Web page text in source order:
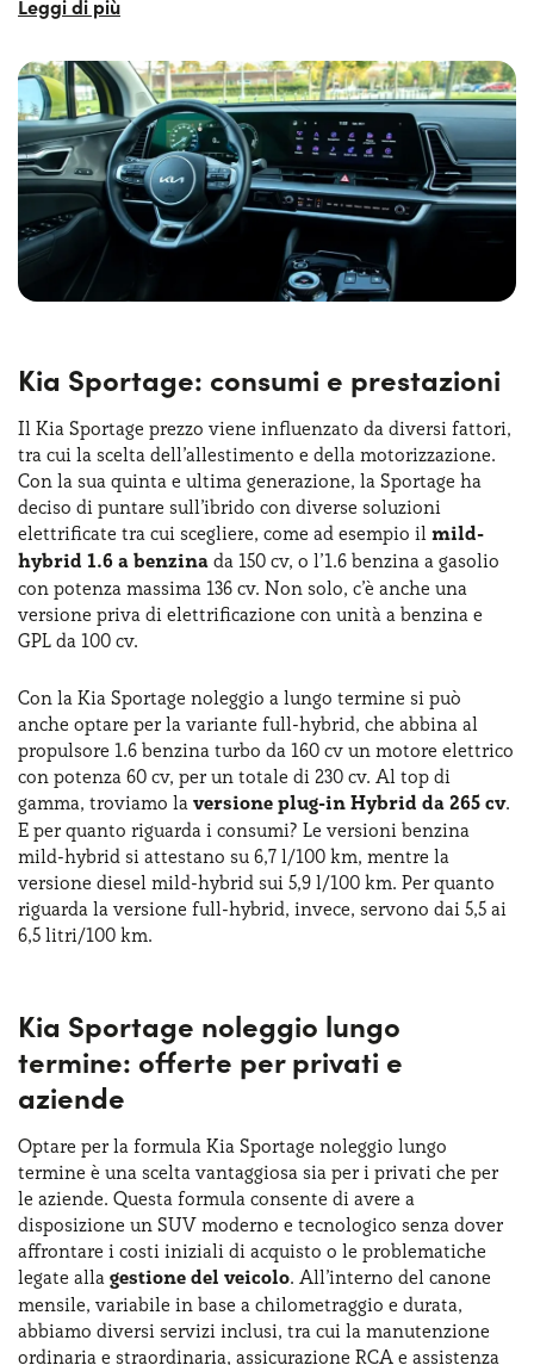
Degno di nota anche il cruscotto digitale con doppio
garantisce un’esperienza di guida intuitiva. I Kia Sportage
interni comprendonodiversi accessori a bordo, tra cui
il sistema di navigazione connesso, integrazione con
Apple CarPlay e Android Auto, ricarica wireless per
smartphone e sistema audio di qualità Harman Kardon.
Nel complesso, rispetto alle generazioni precedenti, i Kia
Sportage interni permettono di respirare nell’abitacolo
un’aria più tecnologica e di maggior qualità.
Kia Sportage: consumi e prestazioni
Il Kia Sportage prezzo viene influenzato da diversi fattori,
tra cui la scelta dell’allestimento e della motorizzazione.
Con la sua quinta e ultima generazione, la Sportage ha
deciso di puntare sull’ibrido con diverse soluzioni
elettrificate tra cui scegliere, come ad esempio il mild-
hybrid 1.6 a benzina da 150 cv, o l’1.6 benzina a gasolio
con potenza massima 136 cv. Non solo, c’è anche una
versione priva di elettrificazione con unità a benzina e
GPL da 100 cv.
Con la Kia Sportage noleggio a lungo termine si può
anche optare per la variante full-hybrid, che abbina al
propulsore 1.6 benzina turbo da 160 cv un motore elettrico
con potenza 60 cv, per un totale di 230 cv. Al top di
gamma, troviamo la versione plug-in Hybrid da 265 cv.
E per quanto riguarda i consumi? Le versioni benzina
mild-hybrid si attestano su 6,7 l/100 km, mentre la
versione diesel mild-hybrid sui 5,9 l/100 km. Per quanto
riguarda la versione full-hybrid, invece, servono dai 5,5 ai
6,5 litri/100 km.
Kia Sportage noleggio lungo
termine: offerte per privati e
aziende
Optare per la formula Kia Sportage noleggio lungo
termine è una scelta vantaggiosa sia per i privati che per
le aziende. Questa formula consente di avere a
disposizione un SUV moderno e tecnologico senza dover
affrontare i costi iniziali di acquisto o le problematiche
legate alla gestione del veicolo. All’interno del canone
mensile, variabile in base a chilometraggio e durata,
abbiamo diversi servizi inclusi, tra cui la manutenzione
ordinaria e straordinaria, assicurazione RCA e assistenza